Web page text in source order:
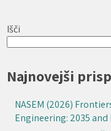
Išči
Najnovejši
NASEM (2026)
Engineering: 2035 and